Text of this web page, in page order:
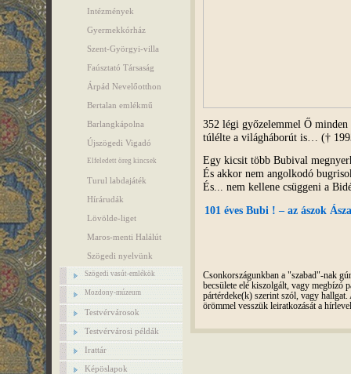
Intézmények
Gyermekkórház
Szent-Györgyi-villa
Faúsztató Társaság
Árpád Nevelőotthon
Bertalan emlékmű
Barlangkápolna
Újszögedi Vigadó
Elfeledett öreg kincsek
Turul labdajáték
Hírárudák
Lövölde-liget
Maros-menti Halálút
Szögedi nyelvünk
Szögedi vasút-emlékök
Mozdony-múzeum
Testvérvárosok
Testvérvárosi példák
Irattár
Képöslapok
352 légi győzelemmel Ő minden
túlélte a világháborút is… (†
Egy kicsit több Bubival
És akkor nem angolkodó
És... nem kellene csüggeni a
101 éves Bubi ! – az ászok
Csonkországunkban a "szabad"-nak
becsülete elé kiszolgált, vagy megbízó
pártérdeke(k) szerint szól, vagy
örömmel vesszük leiratkozását a